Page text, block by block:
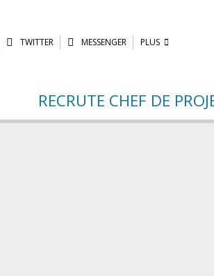
TWITTER MESSENGER PLUS
RECRUTE CHEF DE